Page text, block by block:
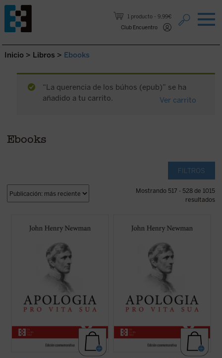
1 producto
9,99€
Club Encuentro
Saltar al contenido.
Inicio > Libros > Ebooks
“La querencia de los búhos (epub)” se ha
añadido a tu carrito.
Ver carrito
Ebooks
FILTROS
Mostrando 517 - 528 de 1015
resultados
literatura autobiográfica universal, supuso
rechazo que había causado en Inglaterra
su conversión al catolicismo. La presente ...
literatura autobiográfica universal, supuso
rechazo que había causado en Inglaterra
su conversión al catolicismo. La presente ...